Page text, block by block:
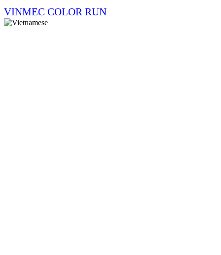
VINMEC COLOR RUN